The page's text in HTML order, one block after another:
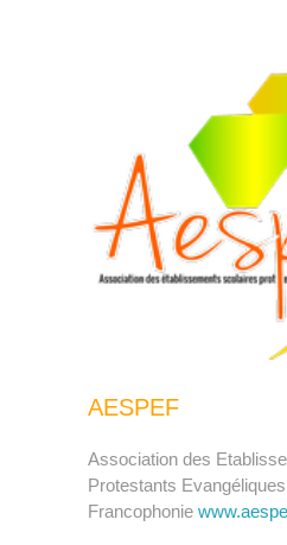
AESPEF
Association des
Protestants
Francophonie